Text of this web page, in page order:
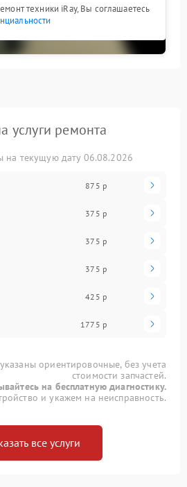
техники iRay, Вы соглашаетесь
услуги ремонта
на текущую дату 06.08.2026
875 р
375 р
375 р
375 р
425 р
1775 р
ориентировочные, без учета
стоимости запчастей.
на бесплатную диагностику.
и укажем на неисправность.
все услуги